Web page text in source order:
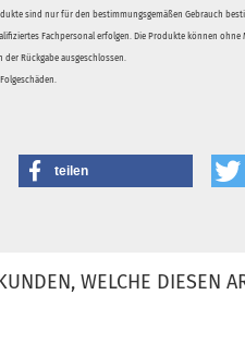
sind nur für den bestimmungsgemäßen Gebrauch
Fachpersonal erfolgen. Die Produkte können ohne
der Rückgabe ausgeschlossen.
teilen
WELCHE DIESEN